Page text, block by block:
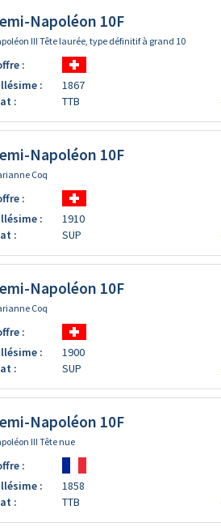
Napoléon 10F
III Tête laurée, type définitif à grand 10
:
:
1867
:
TTB
Napoléon 10F
Coq
:
:
1910
:
SUP
Napoléon 10F
Coq
:
:
1900
:
SUP
Napoléon 10F
III Tête nue
:
:
1858
:
TTB